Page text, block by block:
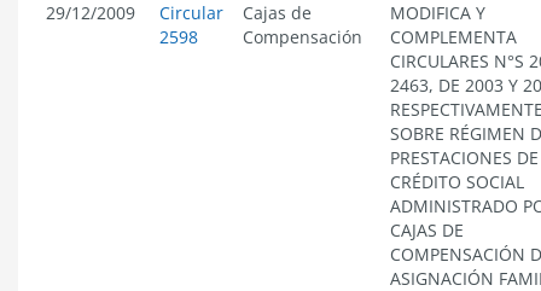
29/12/2009
Circular
2598
Cajas de
Compensación
MODIFICA Y
COMPLEMENTA
CIRCULARES N°S
2463, DE 2003 Y
SOBRE RÉGIMEN
PRESTACIONES DE
CRÉDITO SOCIAL
ADMINISTRADO
CAJAS DE
COMPENSACIÓN
ASIGNACIÓN